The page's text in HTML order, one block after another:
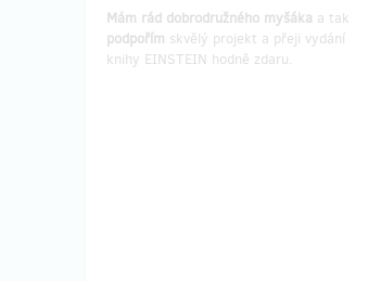
Mám rád dobrodružného myšáka a tak
podpořím skvělý projekt a přeji vydání
knihy EINSTEIN hodně zdaru.